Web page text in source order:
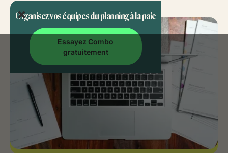
Organisez vos équipes du planning à la paie
Essayez Combo
gratuitement